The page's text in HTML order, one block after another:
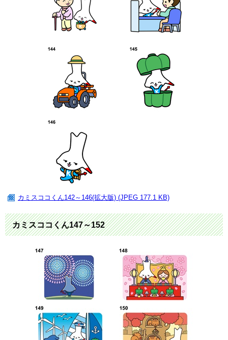
カミスココくん142～146(拡大版) (JPEG 177.1 KB)
カミスココくん147～152